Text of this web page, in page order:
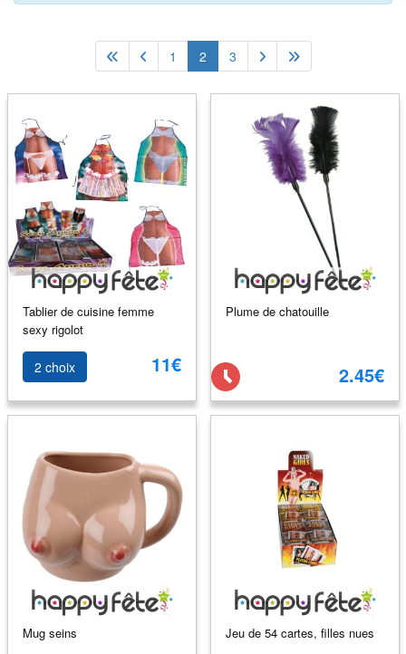
1 2 3
Tablier de cuisine femme
sexy rigolot
2 choix 11€
Plume de chatouille
2.45€
Mug seins Jeu de 54 cartes, filles nues